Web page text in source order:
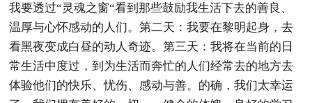
我要透过“灵魂之窗“看到那些鼓励我生活下去的善良、
温厚与心怀感动的人们。第二天：我要在黎明起身，去
看黑夜变成白昼的动人奇迹。第三天：我将在当前的日
常生活中度过，到为生活而奔忙的人们经常去的地方去
体验他们的快乐、忧伤、感动与善。的确，我们太幸运